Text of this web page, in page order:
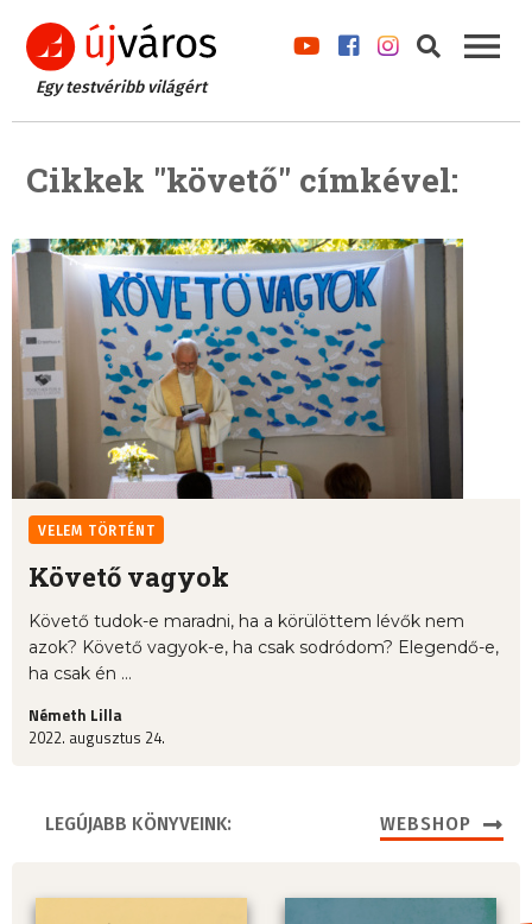
Egy testvéribb világért
Cikkek "követő" címkével:
VELEM TÖRTÉNT
Követő vagyok
Követő tudok-e maradni, ha a körülöttem lévők nem
azok? Követő vagyok-e, ha csak sodródom? Elegendő-e,
ha csak én ...
Németh Lilla
2022. augusztus 24.
LEGÚJABB KÖNYVEINK: WEBSHOP